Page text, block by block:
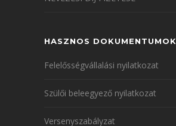
HASZNOS DOKUMENTUMOK
Felelősségvállalási nyilatkozat
Szülői beleegyező nyilatkozat
Versenyszabályzat